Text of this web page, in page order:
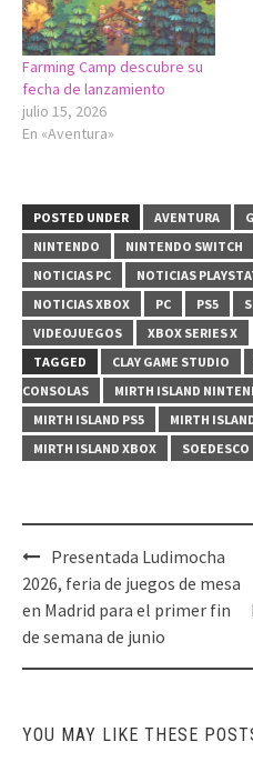
Farming Camp descubre su
fecha de lanzamiento
julio 15, 2026
En «Aventura»
POSTED UNDER AVENTURA
NINTENDO
NINTENDO SWITCH
NOTICIAS PC
NOTICIAS
NOTICIAS XBOX
PC PS5
VIDEOJUEGOS
XBOX SERIES X
TAGGED
CLAY GAME STUDIO
CONSOLAS
MIRTH ISLAND
MIRTH ISLAND PS5
MIRTH
MIRTH ISLAND XBOX
SOEDESCO
Post
navigation
Presentada Ludimocha
2026, feria de juegos de mesa
en Madrid para el primer fin
de semana de junio
YOU MAY LIKE THESE